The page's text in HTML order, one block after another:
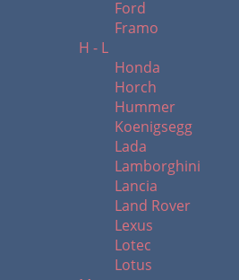
Ford
Framo
H - L
Honda
Horch
Hummer
Koenigsegg
Lada
Lamborghini
Lancia
Land Rover
Lexus
Lotec
Lotus